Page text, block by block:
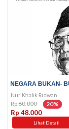
NEGARA BUKAN-
Nur Khalik Ridwan
Rp 60.000 20%
Rp 48.000
Lihat Detail